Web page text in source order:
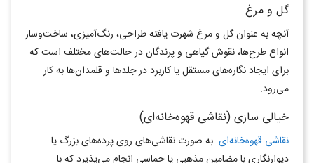
گل و مرغ
آنچه به عنوان گل و مرغ شهرت يافته طراحی، رنگ‌آمیزی، ساخت‌وساز
انواع طرح‌ها، نقوش گياهی و پرندگان در حالت‌های مختلف است که
برای ايجاد نگاره‌های مستقل يا کاربرد در جلدها و قلمدان‌ها به کار
می‌رود.
خيالی سازی (نقاشی قهوه‌خانه‌ای)
نقاشی قهوه‌خانه‌ای به صورت نقاشی‌های روی پرده‌های بزرگ يا
ديوارنگاری با مضامين مذهبی يا حماسی انجام می‌پذیرد که با